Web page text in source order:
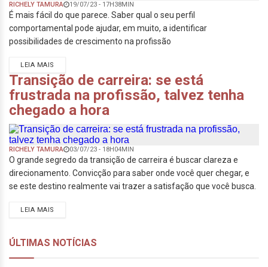
RICHELY TAMURA 19/07/23 - 17H38MIN
É mais fácil do que parece. Saber qual o seu perfil
comportamental pode ajudar, em muito, a identificar
possibilidades de crescimento na profissão
LEIA MAIS
Transição de carreira: se está
frustrada na profissão, talvez tenha
chegado a hora
RICHELY TAMURA 03/07/23 - 18H04MIN
O grande segredo da transição de carreira é buscar clareza e
direcionamento. Convicção para saber onde você quer chegar, e
se este destino realmente vai trazer a satisfação que você busca.
LEIA MAIS